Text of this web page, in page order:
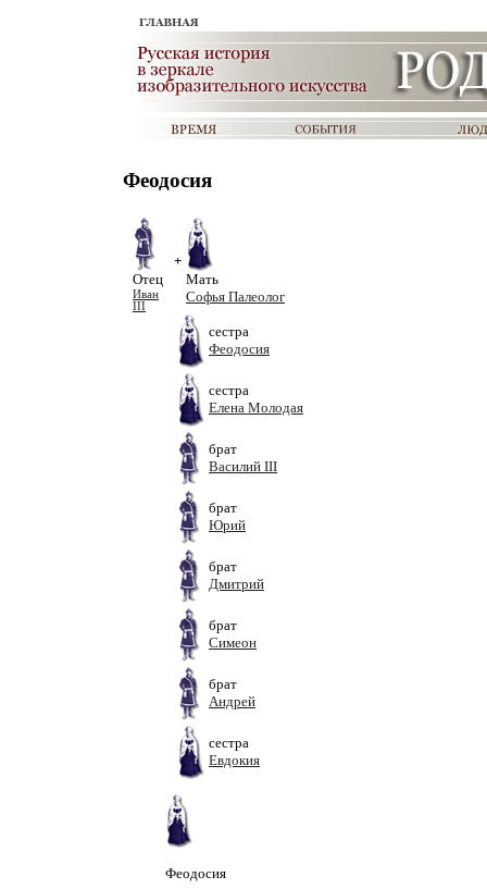
Феодосия
Отец
Иван
III
+
Мать
Софья Палеолог
сестра
Феодосия
сестра
Елена Молодая
брат
Василий III
брат
Юрий
брат
Дмитрий
брат
Симеон
брат
Андрей
сестра
Евдокия
Феодосия